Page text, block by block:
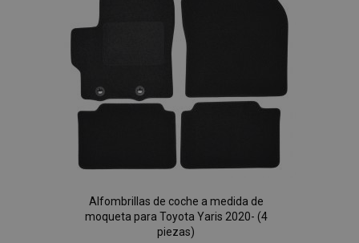
Deseos
Alfombrillas de coche a medida de
moqueta para Toyota Yaris 2020- (4
piezas)